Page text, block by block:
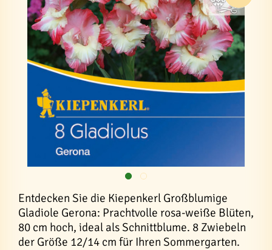
Entdecken Sie die Kiepenkerl Großblumige
Gladiole Gerona: Prachtvolle rosa-weiße Blüten,
80 cm hoch, ideal als Schnittblume. 8 Zwiebeln
der Größe 12/14 cm für Ihren Sommergarten.